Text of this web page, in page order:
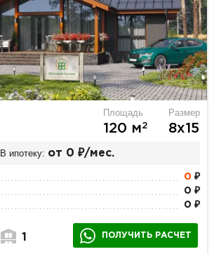
Площадь
120 м2
Размер
8х15
В ипотеку: от 0 ₽/мес.
0 ₽
0 ₽
0 ₽
1 ПОЛУЧИТЬ РАСЧЕТ